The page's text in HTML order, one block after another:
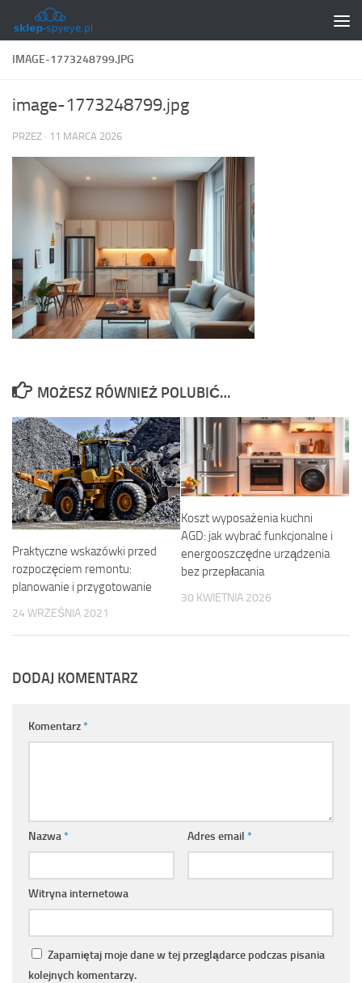
Skip to content
IMAGE-1773248799.JPG
image-1773248799.jpg
PRZEZ · 11 MARCA 2026
MOŻESZ RÓWNIEŻ POLUBIĆ…
Praktyczne wskazówki przed
rozpoczęciem remontu:
planowanie i przygotowanie
24 WRZEŚNIA 2021
Koszt wyposażenia kuchni
AGD: jak wybrać funkcjonalne i
energooszczędne urządzenia
bez przepłacania
30 KWIETNIA 2026
DODAJ KOMENTARZ
Komentarz*
Nazwa* Adres email *
Witryna internetowa
Zapamiętaj moje dane w tej przeglądarce podczas pisania
kolejnych komentarzy.